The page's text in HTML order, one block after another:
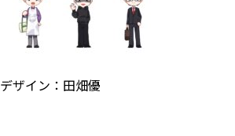
デザイン：田畑優